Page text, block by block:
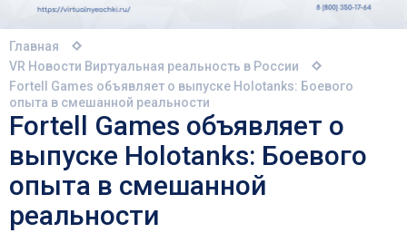
Главная
VR Новости Виртуальная реальность в России
Fortell Games объявляет о выпуске Holotanks: Боевого
опыта в смешанной реальности
Fortell Games объявляет о
выпуске Holotanks: Боевого
опыта в смешанной
реальности